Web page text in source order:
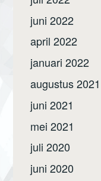
juni 2022
april 2022
januari 2022
augustus 2021
juni 2021
mei 2021
juli 2020
juni 2020